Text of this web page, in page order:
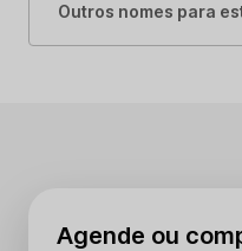
Outros nomes para
Agende ou